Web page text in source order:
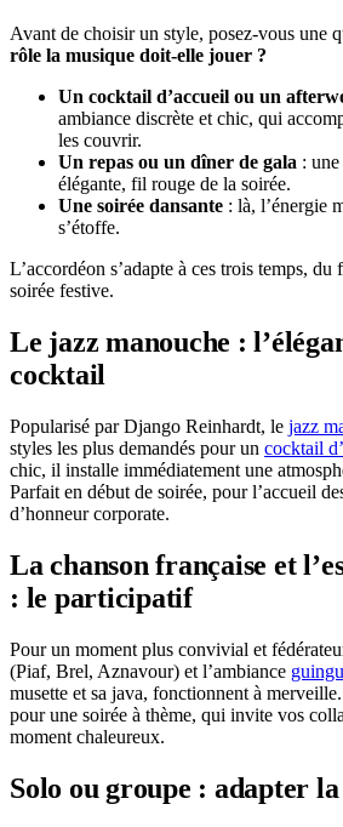
Avant de choisir un style, posez-vous une
rôle la musique doit-elle jouer ?
Un cocktail d’accueil ou un
ambiance discrète et chic, qui
les couvrir.
Un repas ou un dîner de gala :
élégante, fil rouge de la soirée.
Une soirée dansante : là, l’énergie
s’étoffe.
L’accordéon s’adapte à ces trois temps,
soirée festive.
Le jazz manouche :
cocktail
Popularisé par Django Reinhardt, le jazz
styles les plus demandés pour un cocktail
chic, il installe immédiatement une
Parfait en début de soirée, pour l’accueil
d’honneur corporate.
La chanson française et
: le participatif
Pour un moment plus convivial et
(Piaf, Brel, Aznavour) et l’ambiance
musette et sa java, fonctionnent à
pour une soirée à thème, qui invite vos
moment chaleureux.
Solo ou groupe : adapter